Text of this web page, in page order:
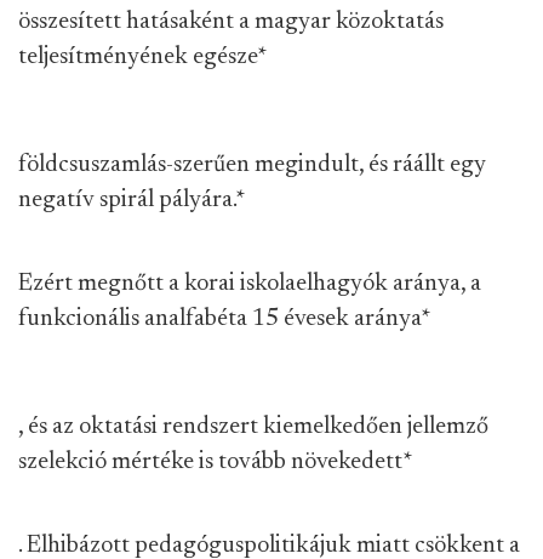
összesített hatásaként a magyar közoktatás
teljesítményének egésze*
földcsuszamlás-szerűen megindult, és ráállt egy
negatív spirál pályára.*
Ezért megnőtt a korai iskolaelhagyók aránya, a
funkcionális analfabéta 15 évesek aránya*
, és az oktatási rendszert kiemelkedően jellemző
szelekció mértéke is tovább növekedett*
. Elhibázott pedagóguspolitikájuk miatt csökkent a